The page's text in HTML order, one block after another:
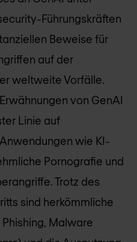
Führungskräften
Beweise für
auf der
weltweite Vorfälle.
von GenAI
Linie auf
wie KI-
Pornografie und
Trotz des
sind herkömmliche
Malware